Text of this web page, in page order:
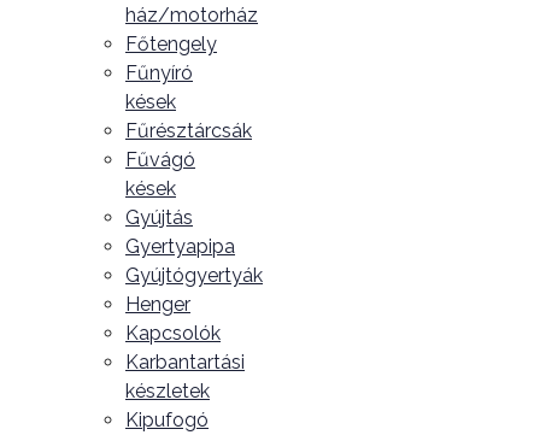
ház/motorház
Főtengely
Fűnyíró
kések
Fűrésztárcsák
Fűvágó
kések
Gyújtás
Gyertyapipa
Gyújtógyertyák
Henger
Kapcsolók
Karbantartási
készletek
Kipufogó